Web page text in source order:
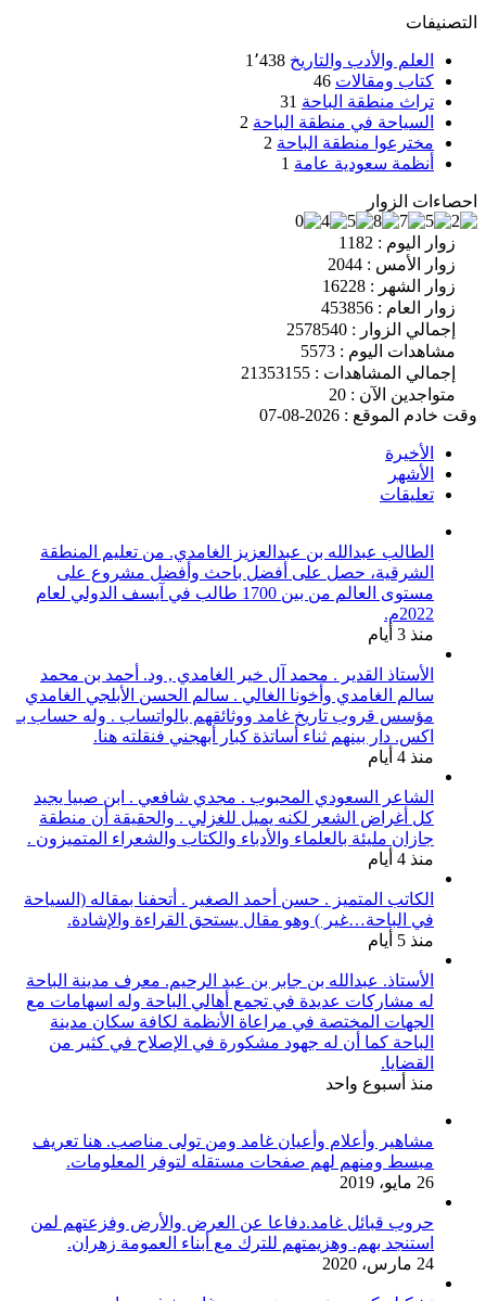
التصنيفات
العلم والأدب والتاريخ 1٬438
كتاب ومقالات 46
تراث منطقة الباحة 31
السياحة في منطقة الباحة 2
مخترعوا منطقة الباحة 2
أنظمة سعودية عامة 1
احصاءات الزوار
زوار اليوم : 1182
زوار الأمس : 2044
زوار الشهر : 16228
زوار العام : 453856
إجمالي الزوار : 2578540
مشاهدات اليوم : 5573
إجمالي المشاهدات : 21353155
متواجدين الآن : 20
وقت خادم الموقع : 2026-08-07
الأخيرة
الأشهر
تعليقات
الطالب عبدالله بن عبدالعزيز الغامدي. من تعليم المنطقة
الشرقية، حصل على أفضل باحث وأفضل مشروع على
مستوى العالم من بين 1700 طالب في آيسف الدولي لعام
2022م.
منذ 3 أيام
الأستاذ القدير . محمد آل خير الغامدي , ود. أحمد بن محمد
سالم الغامدي وأخونا الغالي . سالم الحسن الأبلجي الغامدي
مؤسس قروب تاريخ غامد ووثائقهم بالواتساب . وله حساب بـ
اكس. دار بينهم ثناء أساتذة كبار أبهجني فنقلته هنا.
منذ 4 أيام
الشاعر السعودي المحبوب . مجدي شافعي . ابن صبيا يجيد
كل أغراض الشعر لكنه يميل للغزلي . والحقيقة أن منطقة
جازان مليئة بالعلماء والأدباء والكتاب والشعراء المتميزون .
منذ 4 أيام
الكاتب المتميز . حسن أحمد الصغير . أتحفنا بمقاله (السياحة
في الباحة…غير ) وهو مقال يستحق القراءة والإشادة.
منذ 5 أيام
الأستاذ. عبدالله بن جابر بن عبد الرحيم. معرف مدينة الباحة
له مشاركات عديدة في تجمع أهالي الباحة وله اسهامات مع
الجهات المختصة في مراعاة الأنظمة لكافة سكان مدينة
الباحة كما أن له جهود مشكورة في الإصلاح في كثير من
القضايا.
منذ أسبوع واحد
مشاهير وأعلام وأعيان غامد ومن تولى مناصب. هنا تعريف
مبسط ومنهم لهم صفحات مستقله لتوفر المعلومات.
26 مايو، 2019
حروب قبائل غامد.دفاعا عن العرض والأرض وفزعتهم لمن
استنجد بهم. وهزيمتهم للترك مع أبناء العمومة زهران.
24 مارس، 2020